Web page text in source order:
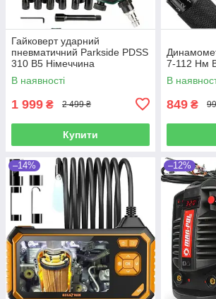
Гайковерт ударний
пневматичний Parkside PDSS
310 B5 Німеччина
В наявності
1 999 ₴ 2 499 ₴
Купити
7-112 Нм
В
849 ₴
–14% –12%